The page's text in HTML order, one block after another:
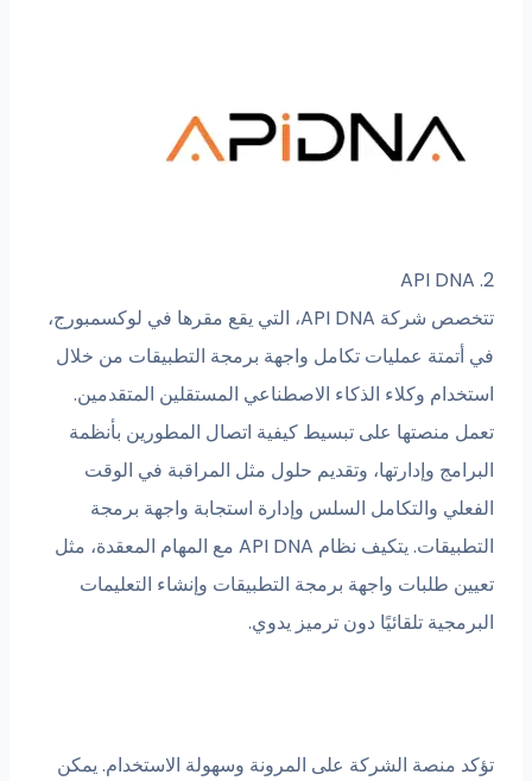
2. API DNA
تتخصص شركة API DNA، التي يقع مقرها في لوكسمبورج،
في أتمتة عمليات تكامل واجهة برمجة التطبيقات من خلال
استخدام وكلاء الذكاء الاصطناعي المستقلين المتقدمين.
تعمل منصتها على تبسيط كيفية اتصال المطورين بأنظمة
البرامج وإدارتها، وتقديم حلول مثل المراقبة في الوقت
الفعلي والتكامل السلس وإدارة استجابة واجهة برمجة
التطبيقات. يتكيف نظام API DNA مع المهام المعقدة، مثل
تعيين طلبات واجهة برمجة التطبيقات وإنشاء التعليمات
البرمجية تلقائيًا دون ترميز يدوي.
تؤكد منصة الشركة على المرونة وسهولة الاستخدام. يمكن